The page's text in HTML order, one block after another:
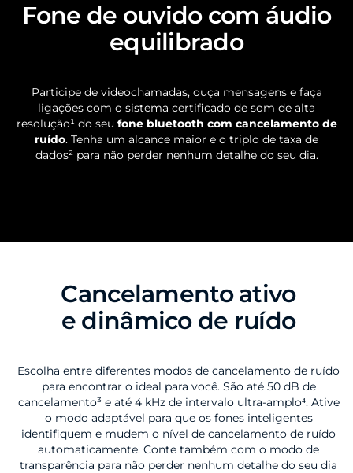
Fone de ouvido com áudio
equilibrado
Participe de videochamadas, ouça mensagens e faça
ligações com o sistema certificado de som de alta
resolução¹ do seu fone bluetooth com cancelamento de
ruído. Tenha um alcance maior e o triplo de taxa de
dados² para não perder nenhum detalhe do seu dia.
Cancelamento ativo
e dinâmico de ruído
Escolha entre diferentes modos de cancelamento de ruído
para encontrar o ideal para você. São até 50 dB de
cancelamento³ e até 4 kHz de intervalo ultra-amplo⁴. Ative
o modo adaptável para que os fones inteligentes
identifiquem e mudem o nível de cancelamento de ruído
automaticamente. Conte também com o modo de
transparência para não perder nenhum detalhe do seu dia